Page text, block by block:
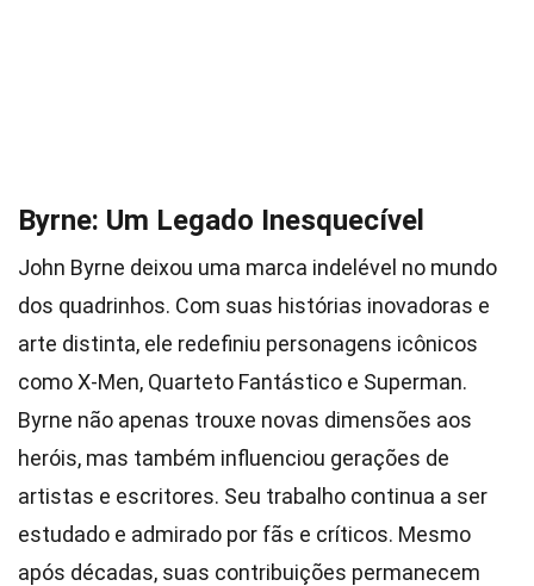
Byrne: Um Legado Inesquecível
John Byrne deixou uma marca indelével no mundo
dos quadrinhos. Com suas histórias inovadoras e
arte distinta, ele redefiniu personagens icônicos
como X-Men, Quarteto Fantástico e Superman.
Byrne não apenas trouxe novas dimensões aos
heróis, mas também influenciou gerações de
artistas e escritores. Seu trabalho continua a ser
estudado e admirado por fãs e críticos. Mesmo
após décadas, suas contribuições permanecem